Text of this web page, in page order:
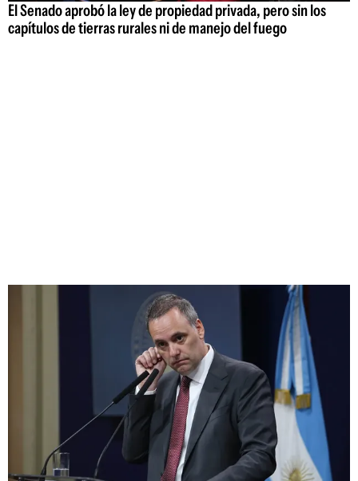
El Senado aprobó la ley de propiedad privada, pero sin los
capítulos de tierras rurales ni de manejo del fuego